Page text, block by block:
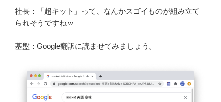
社長：「超キット」って、なんかスゴイものが組み立て
られそうですねｗ
基盤：Google翻訳に読ませてみましょう。